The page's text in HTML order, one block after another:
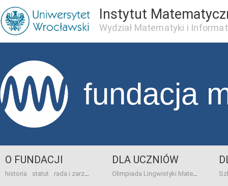
Instytut
Wydział Matematyki i
fundacja
O FUNDACJI
historia statut rada i zarząd dane bankowo-adresowe kontakt
DLA UCZNIÓW
Olimpiada Lingwistyki Matematycznej